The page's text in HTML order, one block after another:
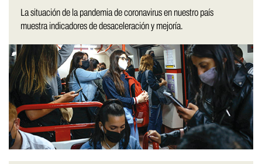
La situación de la pandemia de coronavirus en nuestro país
muestra indicadores de desaceleración y mejoría.